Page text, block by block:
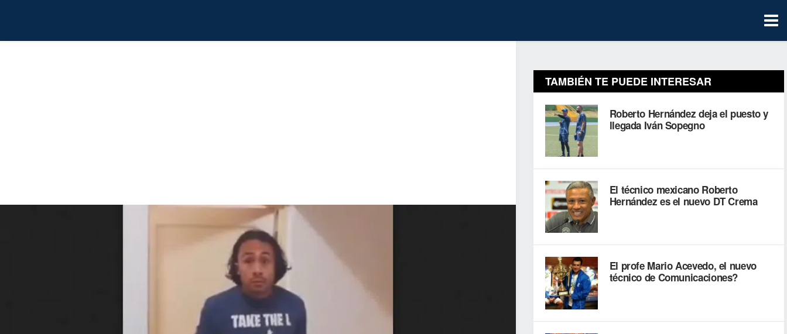
TAMBIÉN TE PUEDE INTERESAR
Roberto Hernández deja el puesto y
llegada Iván Sopegno
El técnico mexicano Roberto
Hernández es el nuevo DT Crema
El profe Mario Acevedo, el nuevo
técnico de Comunicaciones?